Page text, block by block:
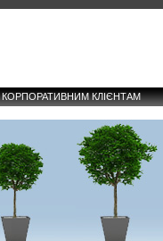
КОРПОРАТИВНИМ КЛІЄНТАМ